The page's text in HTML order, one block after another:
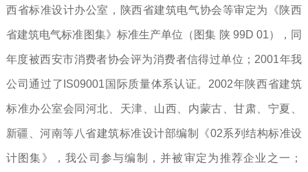
西省标准设计办公室，陕西省建筑电气协会等审定为《陕西
省建筑电气标准图集》标准生产单位（图集 陕 99D 01），同
年度被西安市消费者协会评为消费者信得过单位；2001年我
公司通过了IS09001国际质量体系认证。2002年陕西省建筑
标准办公室会同河北、天津、山西、内蒙古、甘肃、宁夏、
新疆、河南等八省建筑标准设计部编制《02系列结构标准设
计图集》，我公司参与编制，并被审定为推荐企业之一；